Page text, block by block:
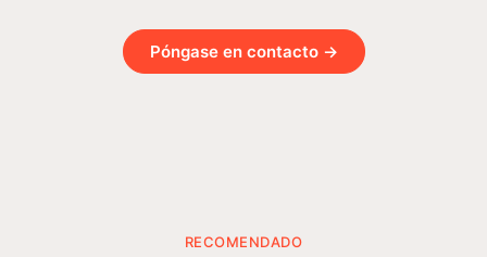
Póngase en contacto →
RECOMENDADO